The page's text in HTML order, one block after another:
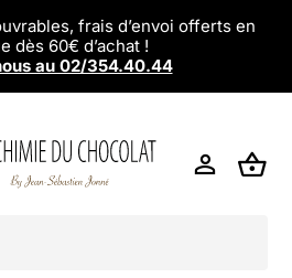
frais d’envoi offerts en
dès 60€ d’achat !
au 02/354.40.44